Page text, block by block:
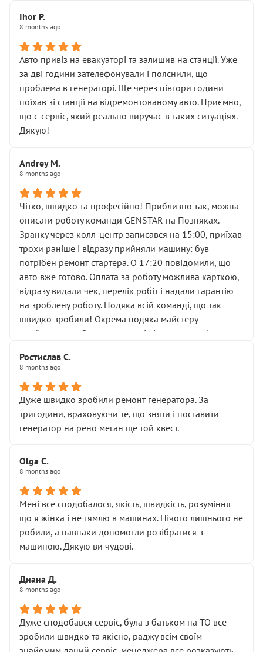
Далі ситуація тільки погіршилась:
• сказали, що тепер “потрібно знімати колеса”
• що біля авто стояти вже не можна
• почали озвучувати купу додаткових робіт без
чіткого пояснення
( ну все зняли та доробили) дякую!
Окремий момент, який виглядає абсурдно:
мені заявили, що бачок гальмівної рідини потрібно
міняти разом із головним гальмівним циліндром у
Для людини, яка хоча б трохи розуміється на техніці,
це звучить як мінімум непрофесійно, а як максимум —
спроба продати дорогий вузол замість елементарних
ущільнювачів.
Що прикро — це не перший мій візит. Раніше міняв у
вас стартер, і тоді сервіс наче справив хороше
враження. Але згодом знайшов декілька гайок під
лобовим склом. Мені пояснили, що це “старі гайки, які
відкручували”, і попросили не хвилюватися. ( надіюсь
новий власник, не застяг в полі))
Але після нинішнього візиту такі дрібниці вже не
здаються дрібницями.
Я — клієнт, який працює на довірі, і саме її цей сервіс
Хотілося б більше:
• належної уваги до авто
• прозорості в роботах і рахунках
• реальної діагностики, а не формального
“подивились і поїхав”
На жаль, складається враження, що сервіс працює не
Стосовно комунікації - все добре
Ihor P.
8 months ago
Авто привіз на евакуаторі та залишив на станції. Уже
за дві години зателефонували і пояснили, що
проблема в генераторі. Ще через півтори години
поїхав зі станції на відремонтованому авто. Приємно,
що є сервіс, який реально виручає в таких ситуаціях.
Дякую!
Andrey M.
8 months ago
Чітко, швидко та професійно! Приблизно так, можна
описати роботу команди GENSTAR на Позняках.
Зранку через колл-центр записався на 15:00, приїхав
трохи раніше і відразу прийняли машину: був
потрібен ремонт стартера. О 17:20 повідомили, що
авто вже готово. Оплата за роботу можлива карткою,
відразу видали чек, перелік робіт і надали гарантію
на зроблену роботу. Подяка всій команді, що так
швидко зробили! Окрема подяка майстеру-
приймальнику Олександру: всі чітко та по суті.
звертатися до цього автосервісу.
Ростислав С.
8 months ago
Дуже швидко зробили ремонт генератора. За
тригодини, враховуючи те, що зняти і поставити
генератор на рено меган ще той квест.
Olga С.
8 months ago
Мені все сподобалося, якість, швидкість, розуміння
що я жінка і не тямлю в машинах. Нічого лишнього не
робили, а навпаки допомогли розібратися з
машиною. Дякую ви чудові.
Диана Д.
8 months ago
Дуже сподобався сервіс, була з батьком на ТО все
зробили швидко та якісно, раджу всім своїм